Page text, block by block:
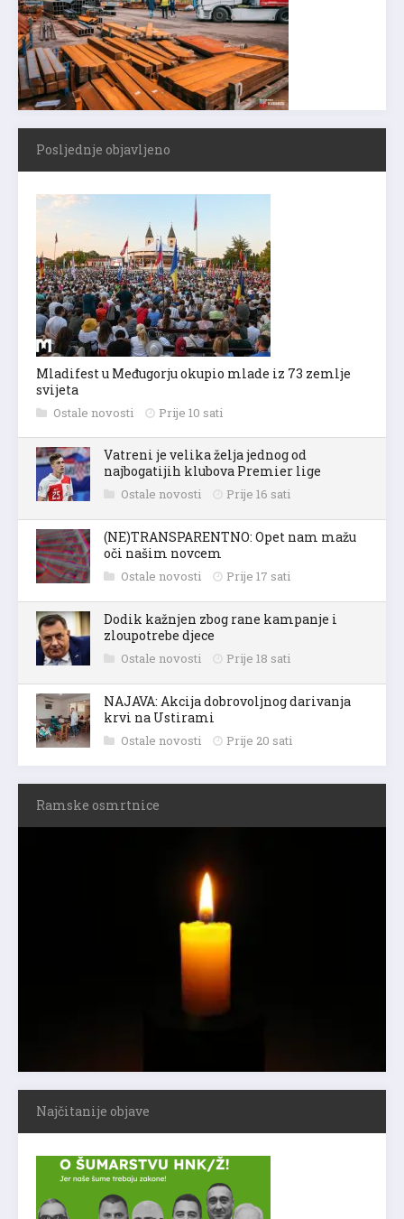
Posljednje objavljeno
Mladifest u Međugorju okupio mlade iz 73 zemlje
svijeta
Ostale novosti Prije 10 sati
Vatreni je velika želja jednog od
najbogatijih klubova Premier lige
Ostale novosti Prije 16 sati
(NE)TRANSPARENTNO: Opet nam mažu
oči našim novcem
Ostale novosti Prije 17 sati
Dodik kažnjen zbog rane kampanje i
zloupotrebe djece
Ostale novosti Prije 18 sati
NAJAVA: Akcija dobrovoljnog darivanja
krvi na Ustirami
Ostale novosti Prije 20 sati
Ramske osmrtnice
Najčitanije objave